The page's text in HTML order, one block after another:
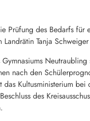
Prüfung des Bedarfs
Landrätin Tanja
nach den
Kultusministerium
des